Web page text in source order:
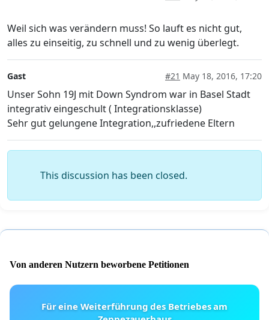
Weil sich was verändern muss! So lauft es nicht gut,
alles zu einseitig, zu schnell und zu wenig überlegt.
Gast #21 May 18, 2016, 17:20
Unser Sohn 19J mit Down Syndrom war in Basel Stadt
integrativ eingeschult ( Integrationsklasse)
Sehr gut gelungene Integration,,zufriedene Eltern
This discussion has been closed.
Von anderen Nutzern beworbene Petitionen
Für eine Weiterführung des Betriebes am